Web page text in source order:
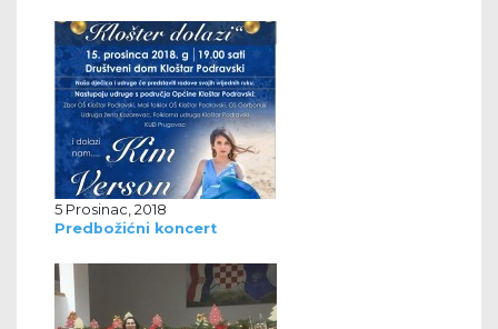
5 Prosinac, 2018
Predbožićni koncert